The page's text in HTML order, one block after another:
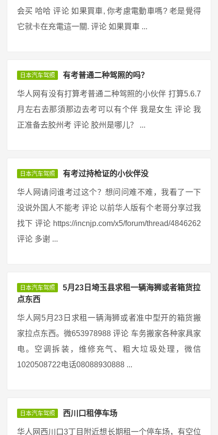
会买 哈哈 评论 如果買車, 你考慮電動車嗎? 老是覺得
它就卡在充電這一關. 评论 如果買車 ...
日本汽车驾照 有考普通二种驾照的吗？
华人网有没有打算考普通二种驾照的小伙伴 打算5.6.7
月左右去那須那边去考可以有个伴 我是女生 评论 我
正准备去胶州考 评论 胶州是哪儿？ ...
日本汽车驾照 有考过持枪证的小伙伴没
华人网请问谁考过这个？想问问难不难，我看了一下
没说外国人不能考 评论 以前华人版有个老哥分享过我
找下 评论 https://incnjp.com/x5/forum/thread/4846262
评论 多谢 ...
日本汽车驾照
5月23日埼玉县求租一辆海狮或者箱货拉
点东西
华人网5月23日求租一辆海狮或者准中型开的箱货搬
家拉点东西。微653978988 评论 车务搬家各种家具家
电。空调拆装，维修充气、粗大垃圾处理，微信
1020508722电话08088930888 ...
日本汽车驾照 西川口租停车场
华人网西川口3丁目附近想长期租一个停车场，有空位